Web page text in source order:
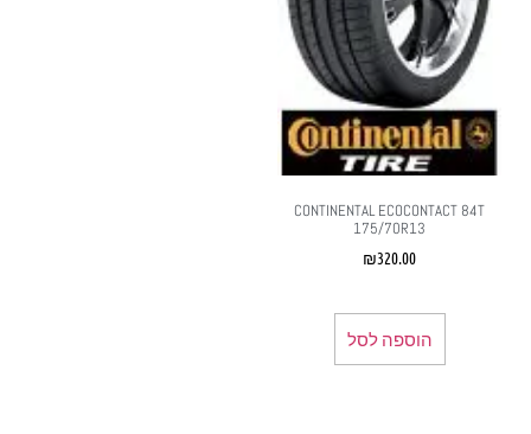
CONTINENTAL ECOCONTACT 84T
175/70R13
₪320.00
הוספה לסל